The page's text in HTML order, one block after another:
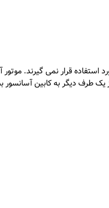
به بالاست در حال حاضر مورد استفاده قرار نمی
طرف دیگر به کابین